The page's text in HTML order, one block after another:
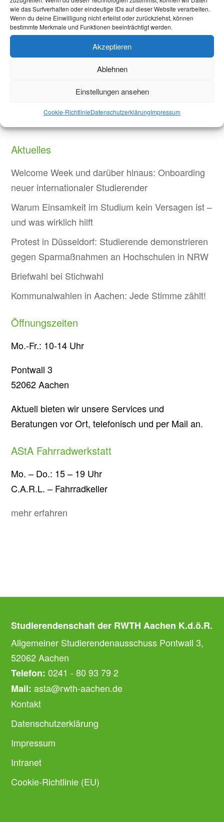
wie das Surfverhalten oder eindeutige IDs auf dieser Website verarbeiten.
Wenn du deine Einwilligung nicht erteilst oder zurückziehst, können
bestimmte Merkmale und Funktionen beeinträchtigt werden.
Akzeptieren
Ablehnen
Einstellungen ansehen
Cookie-RichtlinieDatenschutzerklärungImpressum
Flohmarkt für Studierende
05.01.2026
Du bist neu in Aachen oder möchtest günstig
nützliche Dinge für den Studienalltag finden?
Dann komm zu unserem studentischen Flohmarkt!
Hier findest du alles, was Studierende gut
Deko und Haushaltsartikeln über Lehrbücher bis...
Aktuelles
Welcome Week und darüber hinaus: Onboarding
neuer internationaler Studierender
Warum Einsamkeit im Studium kein Versagen ist –
und was wirklich hilft
Protest in Düsseldorf: Studierende demonstrieren
gegen Sparmaßnahmen an Hochschulen in NRW
Briefwahl bei Stichwahl
Kommunalwahlen in Aachen: Jede Stimme zählt!
Öffnungszeiten
Mo.-Fr.: 10-14 Uhr
Pontwall 3
52062 Aachen
Aktuell bieten wir unsere Services und
Beratungen vor Ort, telefonisch und per Mail an.
AStA Fahrradwerkstatt
Mo. – Do.: 15 – 19 Uhr
C.A.R.L. – Fahrradkeller
mehr erfahren
Studierendenschaft der RWTH Aachen K.d.ö.R.
Allgemeiner Studierendenausschuss Pontwall 3,
52062 Aachen
Telefon: 0241 - 80 93 79 2
Mail: asta@rwth-aachen.de
Kontakt
Datenschutzerklärung
Impressum
Intranet
Cookie-Richtlinie (EU)